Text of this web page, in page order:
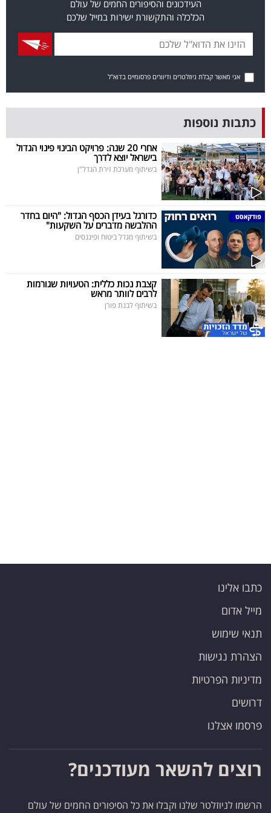
שיתופי
פעולה
דרושים
ניוזלטרים
מייל
אדום
פרסמו
באייס
עקבו
העידכונים והסיפורים החמים של עולם
הכלכלה והתקשורת ישירות במייל שלכם
אני מאשר קבלת ניוזלטרים ודיוורים פרסומיים בדוא"ל
כתבות נוספות
אחרי 20 שנה: פרויקט הבינוי פינוי הגדול
בישראל יוצא לדרך
בשיתוף מערכת זירת הנדל"ן
כדורגל בעידן הכסף הגדול: "היום בחדר
ההלבשה מדברים על השקעות"
בשיתוף מגדל ביטוח ופיננסים
קצבת נכות כללית: הטעויות שגורמות
לרבים לוותר מראש
בשיתוף לבנת פורן
כתבו אלינו
מייל אדום
תנאי שימוש
הצהרת נגישות
מדיניות הפרטיות
דרושים
פרסמו אצלנו
רוצים להשאר מעודכנים?
הרשמו לניוזלטר שלנו וקבלו את כל הסיפורים החמים של עולם